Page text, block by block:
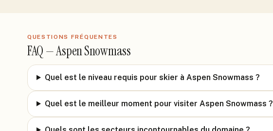
QUESTIONS FRÉQUENTES
FAQ —Aspen Snowmass
Quel est le niveau requis pour skier à Aspen Snowmass ?
Quel est le meilleur moment pour visiter Aspen Snowmass ?